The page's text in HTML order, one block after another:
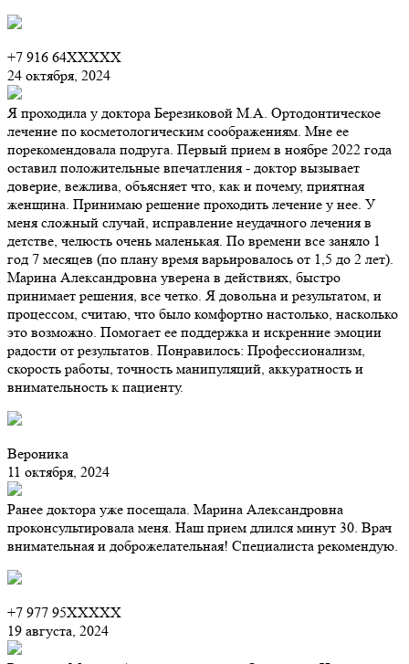
+7 916 64XXXXX
24 октября, 2024
Я проходила у доктора Березиковой М.А. Ортодонтическое
лечение по косметологическим соображениям. Мне ее
порекомендовала подруга. Первый прием в ноябре 2022 года
оставил положительные впечатления - доктор вызывает
доверие, вежлива, объясняет что, как и почему, приятная
женщина. Принимаю решение проходить лечение у нее. У
меня сложный случай, исправление неудачного лечения в
детстве, челюсть очень маленькая. По времени все заняло 1
год 7 месяцев (по плану время варьировалось от 1,5 до 2 лет).
Марина Александровна уверена в действиях, быстро
принимает решения, все четко. Я довольна и результатом, и
процессом, считаю, что было комфортно настолько, насколько
это возможно. Помогает ее поддержка и искренние эмоции
радости от результатов. Понравилось: Профессионализм,
скорость работы, точность манипуляций, аккуратность и
внимательность к пациенту.
Вероника
11 октября, 2024
Ранее доктора уже посещала. Марина Александровна
проконсультировала меня. Наш прием длился минут 30. Врач
внимательная и доброжелательная! Специалиста рекомендую.
+7 977 95XXXXX
19 августа, 2024